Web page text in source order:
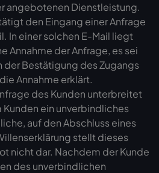
angebotenen Dienstleistung.
den Eingang einer Anfrage
In einer solchen E-Mail liegt
Annahme der Anfrage, es sei
der Bestätigung des Zugangs
Annahme erklärt.
des Kunden unterbreitet
Kunden ein unverbindliches
auf den Abschluss eines
stellt dieses
nicht dar. Nachdem der Kunde
des unverbindlichen